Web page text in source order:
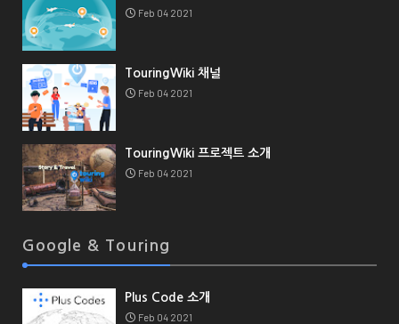
Feb 04 2021
TouringWiki 채널
Feb 04 2021
TouringWiki 프로젝트 소개
Feb 04 2021
Google & Touring
Plus Code 소개
Feb 04 2021